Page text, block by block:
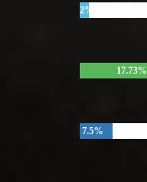
2%
17.73%
7.5%